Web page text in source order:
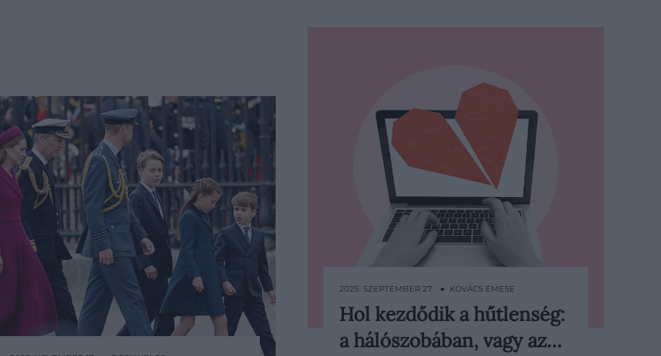
Pár éve bukkant fel a közösségi
médiában a mikromegcsalás (micro-
2025. SZEPTEMBER 27. ● KOVÁCS EMESE
Hol kezdődik a hűtlenség:
a hálószobában, vagy az…